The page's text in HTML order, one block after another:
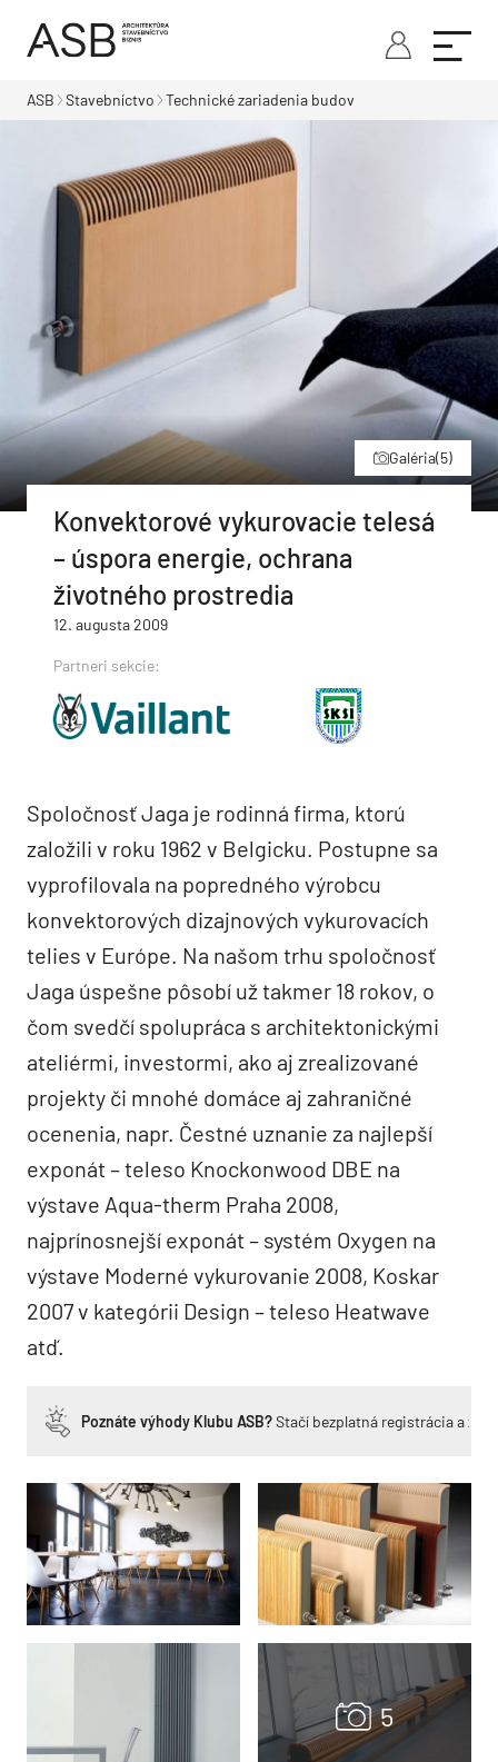
ASB Stavebníctvo Technické zariadenia budov
Galéria(5)
Konvektorové vykurovacie telesá
– úspora energie, ochrana
životného prostredia
12. augusta 2009
Partneri sekcie:
Spoločnosť Jaga je rodinná firma, ktorú
založili v roku 1962 v Belgicku. Postupne sa
vyprofilovala na popredného výrobcu
konvektorových dizajnových vykurovacích
telies v Európe. Na našom trhu spoločnosť
Jaga úspešne pôsobí už takmer 18 rokov, o
čom svedčí spolupráca s architektonickými
ateliérmi, investormi, ako aj zrealizované
projekty či mnohé domáce aj zahraničné
ocenenia, napr. Čestné uznanie za najlepší
exponát – teleso Knockonwood DBE na
výstave Aqua-therm Praha 2008,
najprínosnejší exponát – systém Oxygen na
výstave Moderné vykurovanie 2008, Koskar
2007 v kategórii Design – teleso Heatwave
atď.
Poznáte výhody Klubu ASB?Stačí bezplatná registrácia a